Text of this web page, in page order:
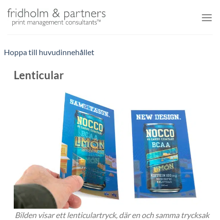
Hoppa till huvudinnehållet
Lenticular
Bilden visar ett lenticulartryck, där en och samma trycksak